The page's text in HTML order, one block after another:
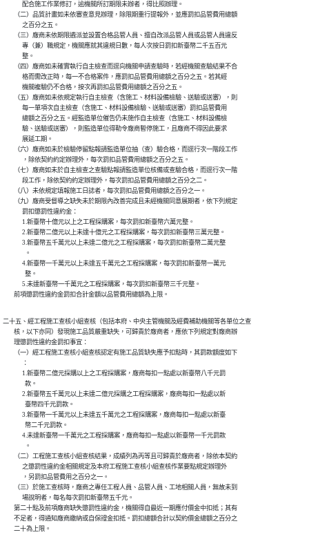
              配合施工作業修訂，逾機關所訂期限未辦者，得比照辦理。
        （二）品質計畫如未依審查意見辦理，除限期重行提報外，並應罰扣品管費用總額
              之百分之五。
        （三）廠商未依期限遴派並設置合格品管人員、擅自改派品管人員或品管人員違反
              專（兼）職規定，機關應就其違規日數，每人次按日罰扣新臺幣二千五百元
              整。
        （四）廠商如未確實執行自主檢查而逕向機關申請查驗時，若經機關查驗結果不合
              格而需改正時，每一不合格案件，應罰扣品管費用總額之百分之五。若其經
              機關複驗仍不合格，按次再罰扣品管費用總額之百分之五。
        （五）廠商如未依規定執行自主檢查（含施工、材料設備檢驗、送驗或送審），則
              每一單項次自主檢查（含施工、材料設備檢驗、送驗或送審）罰扣品管費用
              總額之百分之五。經監造單位催告仍未施作自主檢查（含施工、材料設備檢
              驗、送驗或送審），則監造單位得勒令廠商暫停施工，且廠商不得因此要求
              展延工期。
        （六）廠商如未於檢驗停留點報請監造單位抽（查）驗合格，而逕行次一階段工作
              ，除依契約約定辦理外，每次罰扣品管費用總額之百分之五。
        （七）廠商如未於自主檢查之查驗點報請監造單位核備或查驗合格，而逕行次一階
              段工作，除依契約約定辦理外，每次罰扣品管費用總額之百分之二。
        （八）未依規定填報施工日誌者，每次罰扣品管費用總額之百分之一。
        （九）廠商受督導之缺失未於期限內改善完成且未經機關同意展期者，依下列規定
              罰扣懲罰性違約金：
              1.新臺幣十億元以上之工程採購案，每次罰扣新臺幣六萬元整。
              2.新臺幣二億元以上未達十億元之工程採購案，每次罰扣新臺幣三萬元整。
              3.新臺幣五千萬元以上未達二億元之工程採購案，每次罰扣新臺幣二萬元整
                。
              4.新臺幣一千萬元以上未達五千萬元之工程採購案，每次罰扣新臺幣一萬元
                整。
              5.未達新臺幣一千萬元之工程採購案，每次罰扣新臺幣三千元整。
        前項懲罰性違約金罰扣合計金額以品管費用總額為上限。
二十五、經工程施工查核小組查核（包括本府、中央主管機關及經費補助機關等各單位之查
        核，以下亦同）發現施工品質嚴重缺失，可歸責於廠商者，應依下列規定對廠商辦
        理懲罰性違約金罰扣事宜：
        （一）經工程施工查核小組查核認定有施工品質缺失應予扣點時，其罰款額度如下
              ：
              1.新臺幣二億元採購以上之工程採購案，廠商每扣一點處以新臺幣八千元罰
                款。
              2.新臺幣五千萬元以上未達二億元採購之工程採購案，廠商每扣一點處以新
                臺幣四千元罰款。
              3.新臺幣一千萬元以上未達五千萬元之工程採購案，廠商每扣一點處以新臺
                幣二千元罰款。
              4.未達新臺幣一千萬元之工程採購案，廠商每扣一點處以新臺幣一千元罰款
                。
        （二）工程施工查核小組查核結果，成績列為丙等且可歸責於廠商者，除依本契約
              之懲罰性違約金相關規定及本府工程施工查核小組查核作業要點規定辦理外
              ，另罰扣品管費用之百分之一。
        （三）於施工查核時，廠商之專任工程人員、品管人員、工地相關人員，無故未到
              場說明者，每名每次罰扣新臺幣五千元。
        第二十點及前項廠商缺失懲罰性違約金，機關得自最近一期應付價金中扣抵；其有
        不足者，得通知廠商繳納或自保證金扣抵。罰扣總額合計以契約價金總額之百分之
        二十為上限。